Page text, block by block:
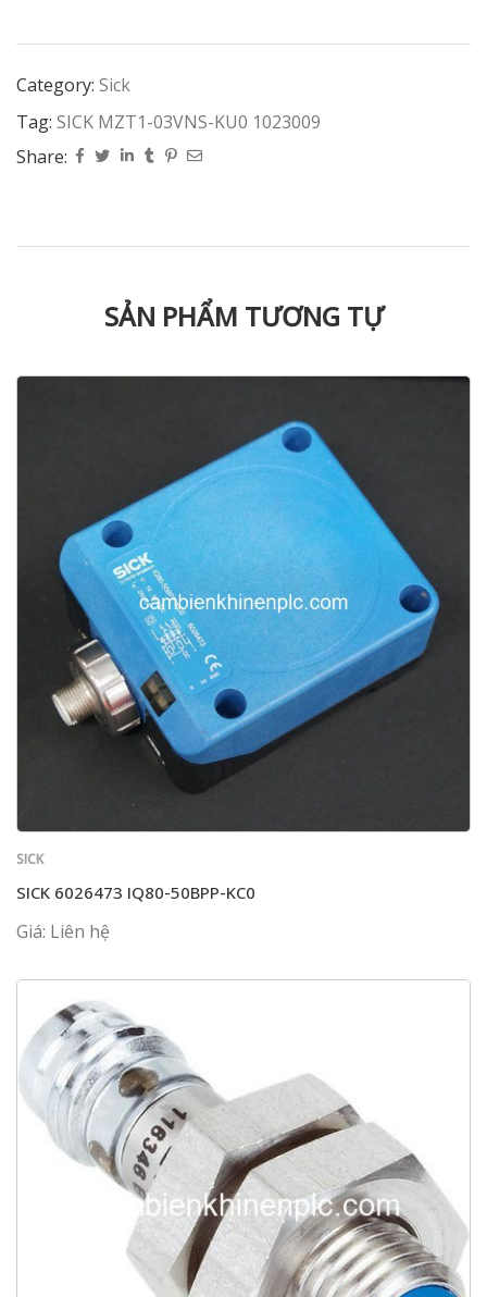
Category: Sick
Tag: SICK MZT1-03VNS-KU0 1023009
Share:
SẢN PHẨM TƯƠNG TỰ
SICK
SICK 6026473 IQ80-50BPP-KC0
Giá: Liên hệ